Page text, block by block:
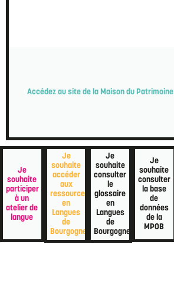
Accédez au site de la Maison du
Je
souhaite
participer
à un
atelier de
langue
Je
souhaite
accéder
aux
ressources
en
Langues
de
Bourgogne
Je
souhaite
consulter
le
glossaire
en
Langues
de
Bourgogne
Je
souhaite
consulter
la base
de
données
de la
MPOB